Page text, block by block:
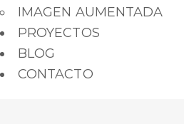
IMAGEN AUMENTADA
PROYECTOS
BLOG
CONTACTO